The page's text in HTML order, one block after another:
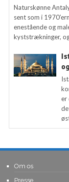
Naturskønne
sent som i
enestående og
kyststrækninger,
er
Om os
Presse